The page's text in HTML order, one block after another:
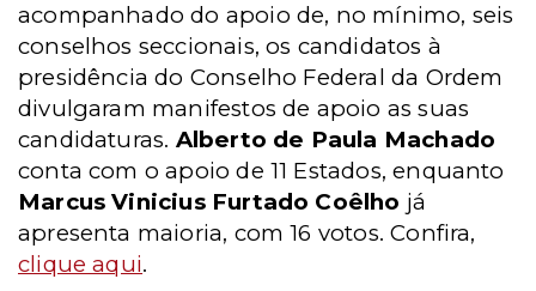
acompanhado do apoio de, no mínimo, seis
conselhos seccionais, os candidatos à
presidência do Conselho Federal da Ordem
divulgaram manifestos de apoio as suas
candidaturas. Alberto de Paula Machado
conta com o apoio de 11 Estados, enquanto
Marcus Vinicius Furtado Coêlho já
apresenta maioria, com 16 votos. Confira,
clique aqui.